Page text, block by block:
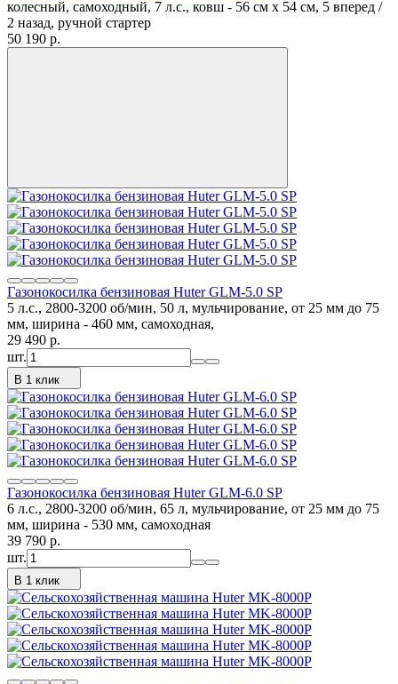
колесный, самоходный, 7 л.с., ковш - 56 см x 54 см, 5 вперед /
2 назад, ручной стартер
50 190 p.
Газонокосилка бензиновая Huter GLM-5.0 SP
5 л.с., 2800-3200 об/мин, 50 л, мульчирование, от 25 мм до 75
мм, ширина - 460 мм, самоходная,
29 490 p.
шт.
В 1 клик
Газонокосилка бензиновая Huter GLM-6.0 SP
6 л.с., 2800-3200 об/мин, 65 л, мульчирование, от 25 мм до 75
мм, ширина - 530 мм, самоходная
39 790 p.
шт.
В 1 клик